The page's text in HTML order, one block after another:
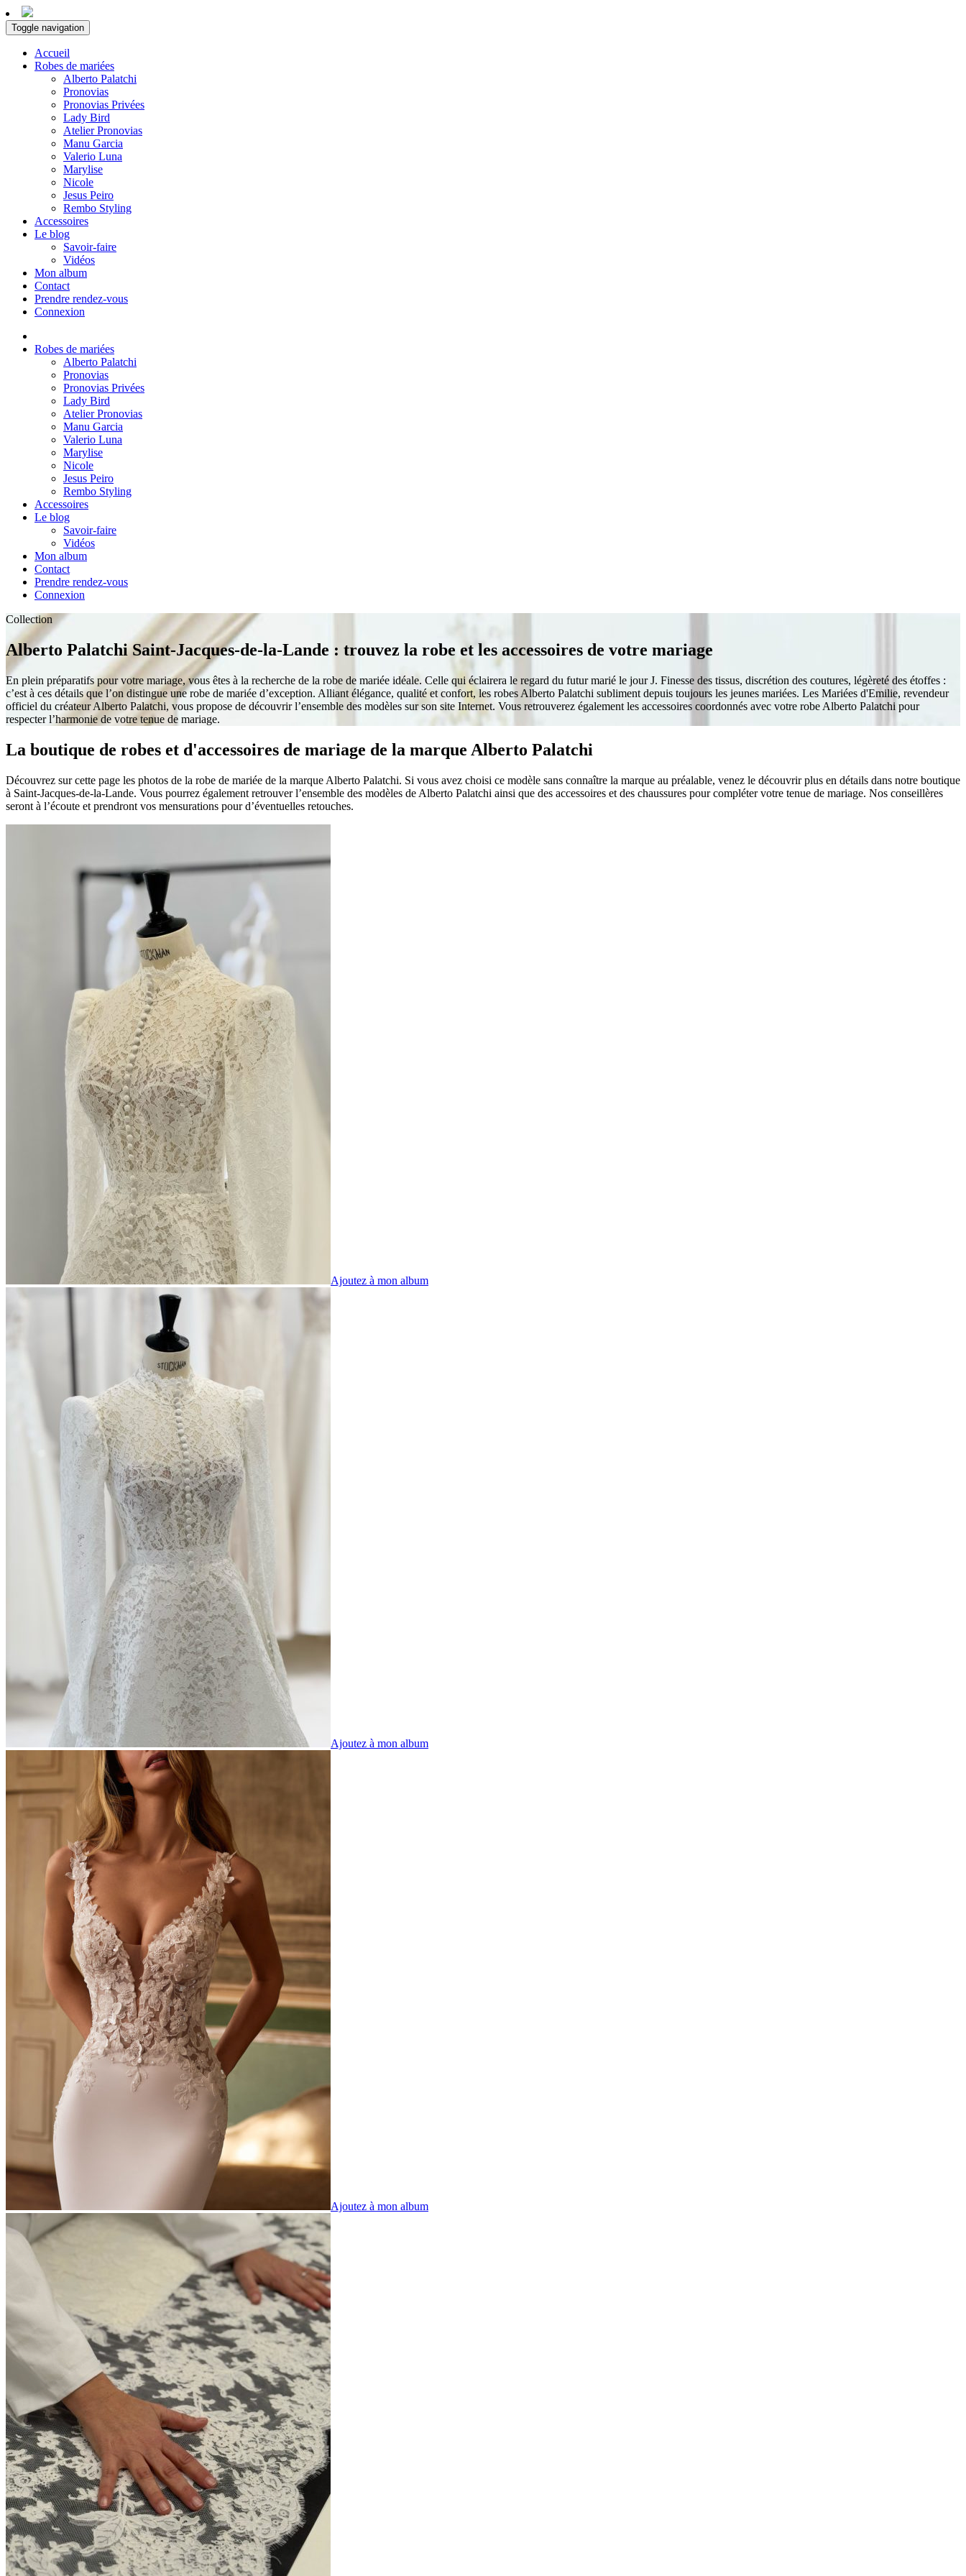
Toggle navigation
Accueil
Robes de mariées
Alberto Palatchi
Pronovias
Pronovias Privées
Lady Bird
Atelier Pronovias
Manu Garcia
Valerio Luna
Marylise
Nicole
Jesus Peiro
Rembo Styling
Accessoires
Le blog
Savoir-faire
Vidéos
Mon album
Contact
Prendre rendez-vous
Connexion
Robes de mariées
Alberto Palatchi
Pronovias
Pronovias Privées
Lady Bird
Atelier Pronovias
Manu Garcia
Valerio Luna
Marylise
Nicole
Jesus Peiro
Rembo Styling
Accessoires
Le blog
Savoir-faire
Vidéos
Mon album
Contact
Prendre rendez-vous
Connexion
Collection
Alberto Palatchi Saint-Jacques-de-la-Lande : trouvez la robe et les accessoires de votre mariage
En plein préparatifs pour votre mariage, vous êtes à la recherche de la robe de mariée idéale. Celle qui éclairera le regard du futur marié le jour J. Finesse des tissus, discrétion des coutures, légèreté des étoffes :
c’est à ces détails que l’on distingue une robe de mariée d’exception. Alliant élégance, qualité et confort, les robes Alberto Palatchi subliment depuis toujours les jeunes mariées. Les Mariées d'Emilie, revendeur
officiel du créateur Alberto Palatchi, vous propose de découvrir l’ensemble des modèles sur son site Internet. Vous retrouverez également les accessoires coordonnés avec votre robe Alberto Palatchi pour
respecter l’harmonie de votre tenue de mariage.
La boutique de robes et d'accessoires de mariage de la marque Alberto Palatchi
Découvrez sur cette page les photos de la robe de mariée de la marque Alberto Palatchi. Si vous avez choisi ce modèle sans connaître la marque au préalable, venez le découvrir plus en détails dans notre boutique
à Saint-Jacques-de-la-Lande. Vous pourrez également retrouver l’ensemble des modèles de Alberto Palatchi ainsi que des accessoires et des chaussures pour compléter votre tenue de mariage. Nos conseillères
seront à l’écoute et prendront vos mensurations pour d’éventuelles retouches.
Ajoutez à mon album
Ajoutez à mon album
Ajoutez à mon album